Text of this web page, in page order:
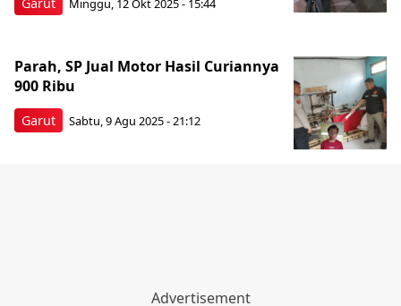
Minggu, 12 Okt 2025 - 15:44
Garut
Parah, SP Jual Motor Hasil Curiannya
900 Ribu
Sabtu, 9 Agu 2025 - 21:12